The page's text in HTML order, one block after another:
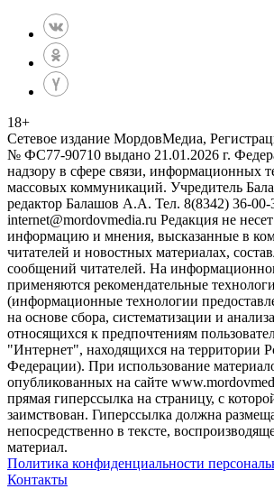
18+
Сетевое издание МордовМедиа,
№ ФС77-90710 выдано 21.01.2026 г.
надзору в сфере связи, информационных
массовых коммуникаций. Учредитель
редактор Балашов А.А. Тел. 8(8342) 36-00-
internet@mordovmedia.ru Редакция не
информацию и мнения, высказанные в
читателей и новостных материалах,
сообщений читателей. На
применяются рекомендательные
(информационные технологии
на основе сбора, систематизации и
относящихся к предпочтениям
"Интернет", находящихся на территории
Федерации). При использование
опубликованных на сайте
прямая гиперссылка на страницу, с
заимствован. Гиперссылка должна
непосредственно в тексте,
материал.
Политика конфиденциальности
Контакты